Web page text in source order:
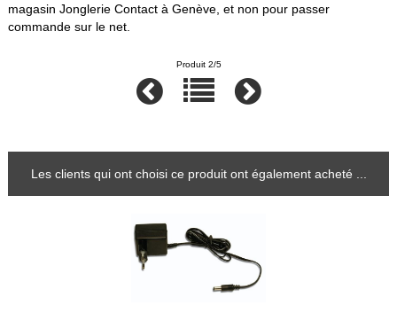
magasin Jonglerie Contact à Genève, et non pour passer
commande sur le net.
Produit 2/5
Les clients qui ont choisi ce produit ont également acheté ...